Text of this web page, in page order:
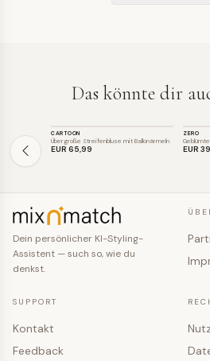
Das könnte dir
CARTOON
Übergroße Streifenbluse mit Ballonärmeln
EUR 65,99
SALE
ZERO
EUR 39
Dein persönlicher KI-Styling-
Assistent — such so, wie du
denkst.
SUPPORT
Kontakt
Feedback